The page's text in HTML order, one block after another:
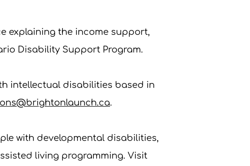
explaining the income support,
Disability Support Program.
intellectual disabilities based in
.
with developmental disabilities,
living programming. Visit